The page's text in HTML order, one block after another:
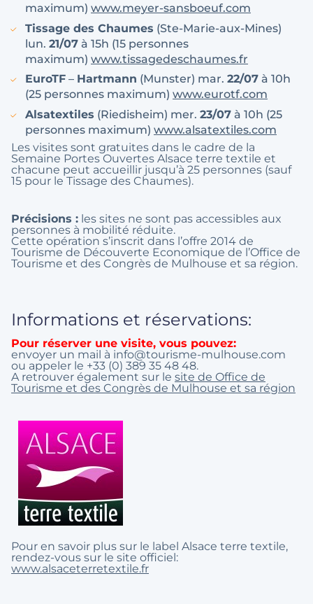
maximum) www.meyer-sansboeuf.com
Tissage des Chaumes (Ste-Marie-aux-Mines)
lun. 21/07 à 15h (15 personnes
maximum) www.tissagedeschaumes.fr
EuroTF – Hartmann (Munster) mar. 22/07 à 10h
(25 personnes maximum) www.eurotf.com
Alsatextiles (Riedisheim) mer. 23/07 à 10h (25
personnes maximum) www.alsatextiles.com
Les visites sont gratuites dans le cadre de la
Semaine Portes Ouvertes Alsace terre textile et
chacune peut accueillir jusqu’à 25 personnes (sauf
15 pour le Tissage des Chaumes).
Précisions : les sites ne sont pas accessibles aux
personnes à mobilité réduite.
Cette opération s’inscrit dans l’offre 2014 de
Tourisme de Découverte Economique de l’Office de
Tourisme et des Congrès de Mulhouse et sa région.
Informations et réservations:
Pour réserver une visite, vous pouvez:
envoyer un mail à info@tourisme-mulhouse.com
ou appeler le +33 (0) 389 35 48 48.
A retrouver également sur le site de Office de
Tourisme et des Congrès de Mulhouse et sa région
Pour en savoir plus sur le label Alsace terre textile,
rendez-vous sur le site officiel:
www.alsaceterretextile.fr